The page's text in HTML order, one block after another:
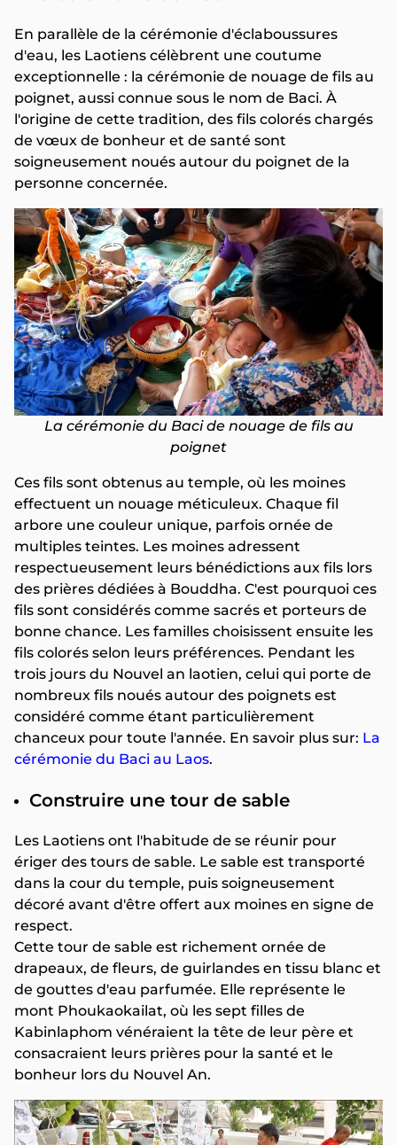
En parallèle de la cérémonie d'éclaboussures
d'eau, les Laotiens célèbrent une coutume
exceptionnelle : la cérémonie de nouage de fils au
poignet, aussi connue sous le nom de Baci. À
l'origine de cette tradition, des fils colorés chargés
de vœux de bonheur et de santé sont
soigneusement noués autour du poignet de la
personne concernée.
La cérémonie du Baci de nouage de fils au
poignet
Ces fils sont obtenus au temple, où les moines
effectuent un nouage méticuleux. Chaque fil
arbore une couleur unique, parfois ornée de
multiples teintes. Les moines adressent
respectueusement leurs bénédictions aux fils lors
des prières dédiées à Bouddha. C'est pourquoi ces
fils sont considérés comme sacrés et porteurs de
bonne chance. Les familles choisissent ensuite les
fils colorés selon leurs préférences. Pendant les
trois jours du Nouvel an laotien, celui qui porte de
nombreux fils noués autour des poignets est
considéré comme étant particulièrement
chanceux pour toute l'année. En savoir plus sur: La
cérémonie du Baci au Laos.
Construire une tour de sable
Les Laotiens ont l'habitude de se réunir pour
ériger des tours de sable. Le sable est transporté
dans la cour du temple, puis soigneusement
décoré avant d'être offert aux moines en signe de
respect.
Cette tour de sable est richement ornée de
drapeaux, de fleurs, de guirlandes en tissu blanc et
de gouttes d'eau parfumée. Elle représente le
mont Phoukaokailat, où les sept filles de
Kabinlaphom vénéraient la tête de leur père et
consacraient leurs prières pour la santé et le
bonheur lors du Nouvel An.